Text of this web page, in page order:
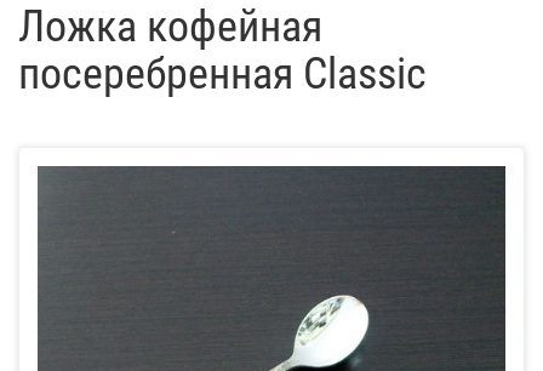
Ложка кофейная
посеребренная Classic